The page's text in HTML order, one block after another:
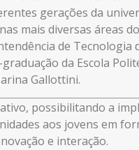
gerações da
mais diversas áreas
de Tecnologia
da Escola
Gallottini.
possibilitando a
aos jovens em
e interação.